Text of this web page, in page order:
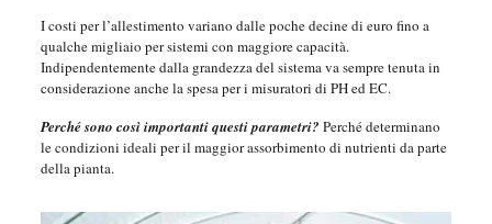
I costi per l’allestimento variano dalle poche decine di euro fino a
qualche migliaio per sistemi con maggiore capacità.
Indipendentemente dalla grandezza del sistema va sempre tenuta in
considerazione anche la spesa per i misuratori di PH ed EC.
Perché sono così importanti questi parametri? Perché determinano
le condizioni ideali per il maggior assorbimento di nutrienti da parte
della pianta.